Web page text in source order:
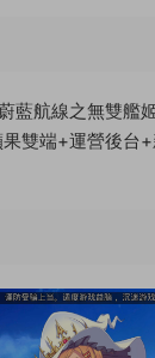
藍航線之無雙艦
雙端+運營後台